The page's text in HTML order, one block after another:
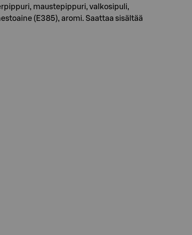
maustepippuri, valkosipuli,
(E385), aromi. Saattaa sisältää